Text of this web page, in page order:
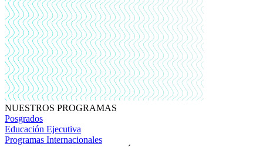
NUESTROS PROGRAMAS
Posgrados
Educación Ejecutiva
Programas Internacionales